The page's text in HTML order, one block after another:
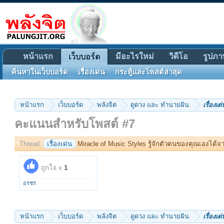
หน้าแรก เว็บบอร์ด พลังจิต ดูดวง และ ทำนายฝัน เรื่องเด่
คะแนนสำหรับโพสต์ #7
Thread: เรื่องเด่น Miracle of Music Styles รู้จักตัวตนของคุณเองได้
ถูกใจ x 1
อรชร
หน้าแรก เว็บบอร์ด พลังจิต ดูดวง และ ทำนายฝัน เรื่องเด่
หน้าแรก เว็บบอร์ด
ค้นหาในเว็บบอร์ด เรื่องเด่น กระทู้และโพสต์ล่าสุด
มีอะไรใหม่ วิดีโอ รูปภ